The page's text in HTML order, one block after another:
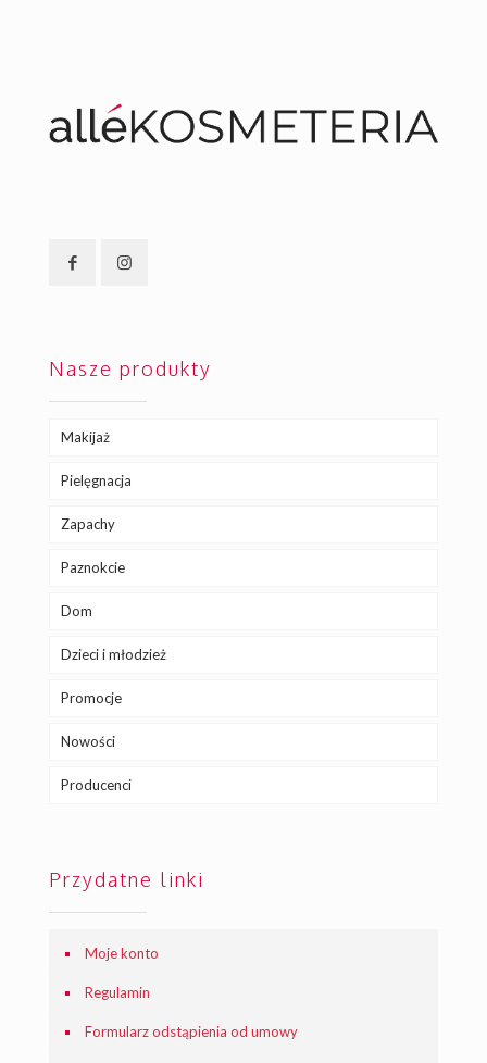
Nasze produkty
Makijaż
Pielęgnacja
Zapachy
Paznokcie
Dom
Dzieci i młodzież
Promocje
Nowości
Producenci
Przydatne linki
Moje konto
Regulamin
Formularz odstąpienia od umowy